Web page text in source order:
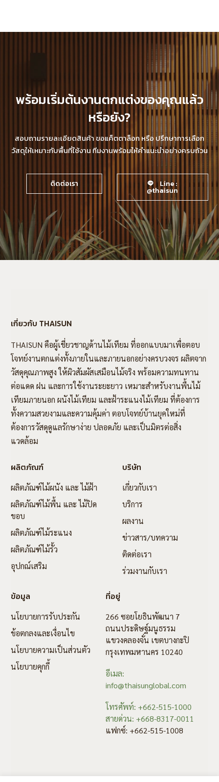
พร้อมเริ่มต้นงานตกแต่งของคุณแล้ว
หรือยัง?
สอบถามรายละเอียดสินค้า ขอแค็ตตาล็อก หรือ ปรึกษาการเลือก
วัสดุให้เหมาะกับพื้นที่ใช้งาน ทีมงานพร้อมให้คำแนะนำอย่างครบถ้วน
ติดต่อเรา Line :
@thaisun
เกี่ยวกับ THAISUN
THAISUN คือผู้เชี่ยวชาญด้านไม้เทียม ที่ออกแบบมาเพื่อตอบ
โจทย์งานตกแต่งทั้งภายในและภายนอกอย่างครบวงจร ผลิตจาก
วัสดุคุณภาพสูง ให้ผิวสัมผัสเสมือนไม้จริง พร้อมความทนทาน
ต่อแดด ฝน และการใช้งานระยะยาว เหมาะสำหรับงานพื้นไม้
เทียมภายนอก ผนังไม้เทียม และฝ้าระแนงไม้เทียม ที่ต้องการ
ทั้งความสวยงามและความคุ้มค่า ตอบโจทย์บ้านยุคใหม่ที่
ต้องการวัสดุดูแลรักษาง่าย ปลอดภัย และเป็นมิตรต่อสิ่ง
แวดล้อม
ผลิตภัณฑ์
ผลิตภัณฑ์ไม้ผนัง และ ไม้ฝ้า
ผลิตภัณฑ์ไม้พื้น และ ไม้ปิด
ขอบ
ผลิตภัณฑ์ไม้ระแนง
ผลิตภัณฑ์ไม้รั้ว
อุปกณ์เสริม
บริษัท
เกี่ยวกับเรา
บริการ
ผลงาน
ข่าวสาร/บทความ
ติดต่อเรา
ร่วมงานกับเรา
ข้อมูล
นโยบายการรับประกัน
ข้อตกลงและเงื่อนไข
นโยบายความเป็นส่วนตัว
นโยบายคุกกี้
ที่อยู่
266 ซอยโยธินพัฒนา 7
ถนนประดิษฐ์มนูธรรม
แขวงคลองจั่น เขตบางกะปิ
กรุงเทพมหานคร 10240
อีเมล:
info@thaisunglobal.com
โทรศัพท์: +662-515-1000
สายด่วน: +668-8317-0011
แฟกซ์: +662-515-1008